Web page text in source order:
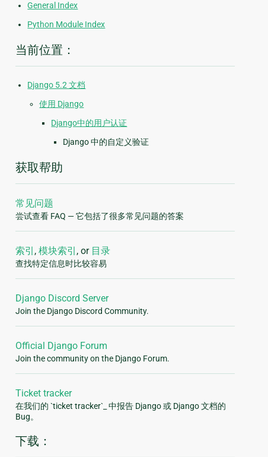
General Index
Python Module Index
当前位置：
Django 5.2 文档
使用 Django
Django中的用户认证
Django 中的自定义验证
获取帮助
常见问题
尝试查看 FAQ — 它包括了很多常见问题的答案
索引 ,模块索引 , or 目录
查找特定信息时比较容易
Django Discord Server
Join the Django Discord Community.
Official Django Forum
Join the community on the Django Forum.
Ticket tracker
在我们的 `ticket tracker`_ 中报告 Django 或 Django 文档的
Bug。
下载：